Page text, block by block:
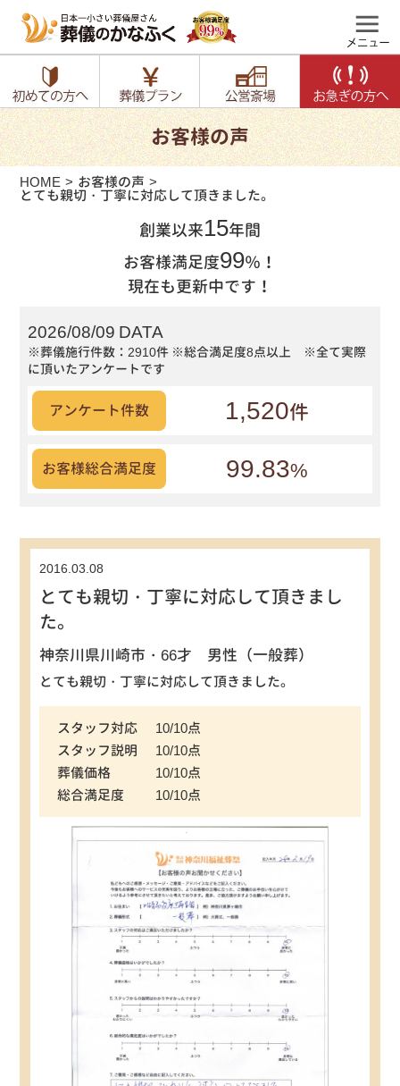
お客様の声
HOME お客様の声
とても親切・丁寧に対応して頂きました。
創業以来15年間
お客様満足度99％！
現在も更新中です！
2026/08/09 DATA
※葬儀施行件数：2910件 ※総合満足度8点以上 ※全て実際
に頂いたアンケートです
アンケート件数 1,520件
お客様総合満足度 99.83%
2016.03.08
とても親切・丁寧に対応して頂きまし
た。
神奈川県川崎市・66才 男性（一般葬）
とても親切・丁寧に対応して頂きました。
スタッフ対応
10/10点
スタッフ説明
10/10点
葬儀価格
10/10点
総合満足度
10/10点